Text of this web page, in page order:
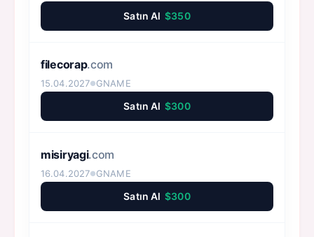
Satın Al $350
filecorap.com
15.04.2027●GNAME
Satın Al $300
misiryagi.com
16.04.2027●GNAME
Satın Al $300